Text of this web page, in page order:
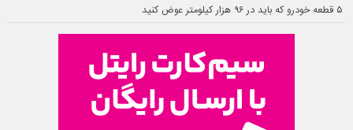
۵ قطعه خودرو که باید در ۹۶ هزار کیلومتر عوض کنید